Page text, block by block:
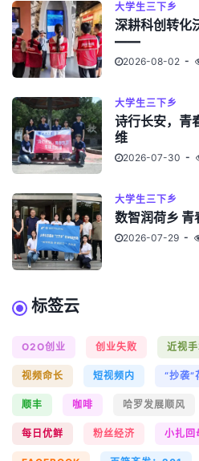
大学生三下乡
深耕科创转化
——
2026-08-02
大学生三下乡
诗行长安，青
维
2026-07-30
大学生三下乡
数智润荷乡 青
2026-07-29
标签云
O2O创业 创业失败 近视
视频命长 短视频内 “抄袭”
顺丰 咖啡 哈罗发展顺风
每日优鲜 粉丝经济 小扎回